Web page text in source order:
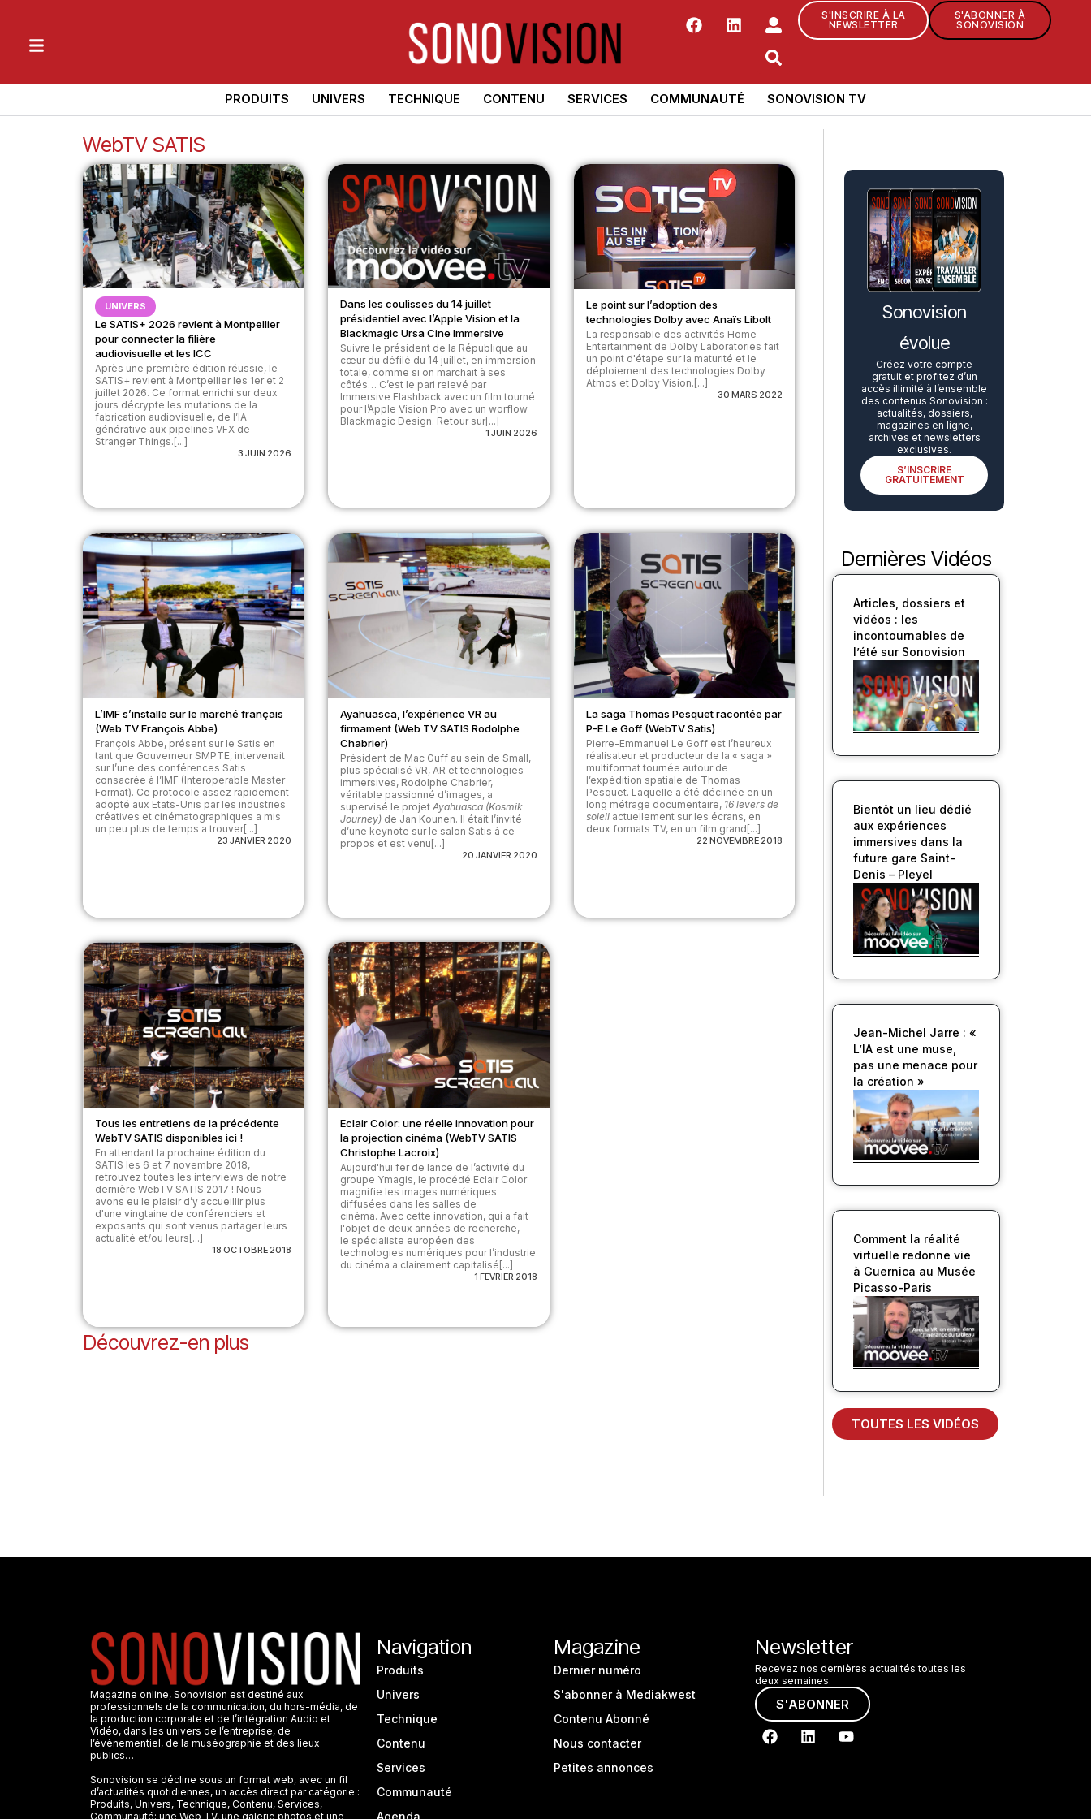
S'INSCRIRE À LA
NEWSLETTER
S'ABONNER À
SONOVISION
PRODUITS UNIVERS TECHNIQUE CONTENU SERVICES COMMUNAUTÉ SONOVISION TV
WebTV SATIS
UNIVERS
Le SATIS+ 2026 revient à Montpellier
pour connecter la filière
audiovisuelle et les ICC
Après une première édition réussie, le
SATIS+ revient à Montpellier les 1er et 2
juillet 2026. Ce format enrichi sur deux
jours décrypte les mutations de la
fabrication audiovisuelle, de l’IA
générative aux pipelines VFX de
Stranger Things.[...]
3 JUIN 2026
Dans les coulisses du 14 juillet
présidentiel avec l’Apple Vision et la
Blackmagic Ursa Cine Immersive
Suivre le président de la République au
cœur du défilé du 14 juillet, en immersion
totale, comme si on marchait à ses
côtés… C’est le pari relevé par
Immersive Flashback avec un film tourné
pour l’Apple Vision Pro avec un worflow
Blackmagic Design. Retour sur[...]
1 JUIN 2026
Le point sur l’adoption des
technologies Dolby avec Anaïs Libolt
La responsable des activités Home
Entertainment de Dolby Laboratories fait
un point d'étape sur la maturité et le
déploiement des technologies Dolby
Atmos et Dolby Vision.[...]
30 MARS 2022
L’IMF s’installe sur le marché français
(Web TV François Abbe)
François Abbe, présent sur le Satis en
tant que Gouverneur SMPTE, intervenait
sur l’une des conférences Satis
consacrée à l’IMF (Interoperable Master
Format). Ce protocole assez rapidement
adopté aux Etats-Unis par les industries
créatives et cinématographiques a mis
un peu plus de temps a trouver[...]
23 JANVIER 2020
Ayahuasca, l’expérience VR au
firmament (Web TV SATIS Rodolphe
Chabrier)
Président de Mac Guff au sein de Small,
plus spécialisé VR, AR et technologies
immersives, Rodolphe Chabrier,
véritable passionné d’images, a
supervisé le projetAyahuasca (Kosmik
Journey) de Jan Kounen. Il était l’invité
d’une keynote sur le salon Satis à ce
propos et est venu[...]
20 JANVIER 2020
La saga Thomas Pesquet racontée par
P-E Le Goff (WebTV Satis)
Pierre-Emmanuel Le Goff est l’heureux
réalisateur et producteur de la « saga »
multiformat tournée autour de
l’expédition spatiale de Thomas
Pesquet. Laquelle a été déclinée en un
long métrage documentaire, 16 levers de
soleilactuellement sur les écrans, en
deux formats TV, en un film grand[...]
22 NOVEMBRE 2018
Tous les entretiens de la précédente
WebTV SATIS disponibles ici !
En attendant la prochaine édition du
SATIS les 6 et 7 novembre 2018,
retrouvez toutes les interviews de notre
dernière WebTV SATIS 2017 ! Nous
avons eu le plaisir d’y accueillir plus
d'une vingtaine de conférenciers et
exposants qui sont venus partager leurs
actualité et/ou leurs[...]
18 OCTOBRE 2018
Eclair Color: une réelle innovation pour
la projection cinéma (WebTV SATIS
Christophe Lacroix)
Aujourd'hui fer de lance de l’activité du
groupe Ymagis, le procédé Eclair Color
magnifie les images numériques
diffusées dans les salles de
cinéma. Avec cette innovation, qui a fait
l'objet de deux années de recherche,
le spécialiste européen des
technologies numériques pour l’industrie
du cinéma a clairement capitalisé[...]
1 FÉVRIER 2018
Découvrez-en plus
Sonovision
évolue
Créez votre compte
gratuit et profitez d’un
accès illimité à l’ensemble
des contenus Sonovision :
actualités, dossiers,
magazines en ligne,
archives et newsletters
exclusives.
S’INSCRIRE
GRATUITEMENT
Dernières Vidéos
Articles, dossiers et
vidéos : les
incontournables de
l’été sur Sonovision
Bientôt un lieu dédié
aux expériences
immersives dans la
future gare Saint-
Denis – Pleyel
Jean-Michel Jarre : «
L’IA est une muse,
pas une menace pour
la création »
Comment la réalité
virtuelle redonne vie
à Guernica au Musée
Picasso-Paris
TOUTES LES VIDÉOS
Magazine online, Sonovision est destiné aux
professionnels de la communication, du hors-média, de
la production corporate et de l’intégration Audio et
Vidéo, dans les univers de l’entreprise, de
l’évènementiel, de la muséographie et des lieux
publics…
Sonovision se décline sous un format web, avec un fil
d’actualités quotidiennes, un accès direct par catégorie :
Produits, Univers, Technique, Contenu, Services,
Communauté; une Web TV, une galerie photos et une
Navigation
Produits
Univers
Technique
Contenu
Services
Communauté
Agenda
Magazine
Dernier numéro
S'abonner à Mediakwest
Contenu Abonné
Nous contacter
Petites annonces
Newsletter
Recevez nos dernières actualités toutes les
deux semaines.
S'ABONNER